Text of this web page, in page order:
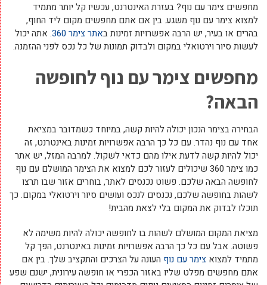
מחפשים צימר עם נוף? בעזרת האינטרנט, עכשיו קל יותר מתמיד
למצוא צימר עם נוף משגע. בין אם אתם מחפשים מקום ליד החוף,
בהרים או בעיר, יש הרבה אפשרויות זמינות באתר צימר 360
. אתה יכול
לעשות סיור וירטואלי במקום ולבדוק תמונות של כל נכס לפני ההזמנה.
מחפשים צימר עם נוף לחופשה
הבאה?
הבחירה בצימר הנכון יכולה להיות קשה, במיוחד כשמדובר במציאת
אחד עם נוף נהדר. עם כל כך הרבה אפשרויות זמינות באינטרנט, זה
יכול להיות קשה לדעת אילו מהם כדאי לשקול. למרבה המזל, יש אתר
כמו צימר 360 שיכולים לעזור לכם למצוא את הצימר המושלם עם נוף
לחופשה הבאה שלכם. פשוט נכנסים לאתר, בוחרים אזור שבו תרצו
לשהות בחופשה שלכם, נכנסים לנכס ועושים סיור וירטואלי במקום. כך
תוכלו לבדוק את המקום בלי לצאת מהבית!
מציאת המקום המושלם לשהות בו לחופשה יכולה להיות משימה לא
פשוטה. אבל עם כל כך הרבה אפשרויות זמינות באינטרנט, הפך קל
מתמיד למצוא צימר עם נוף העונה על הצרכים והתקציב שלך. בין אם
אתם מחפשים מפלט שליו באזור הכפרי או חופשה עירונית, ישנם שפע